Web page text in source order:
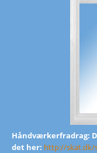
Håndværkerfradrag: D
det her: http://skat.dk/